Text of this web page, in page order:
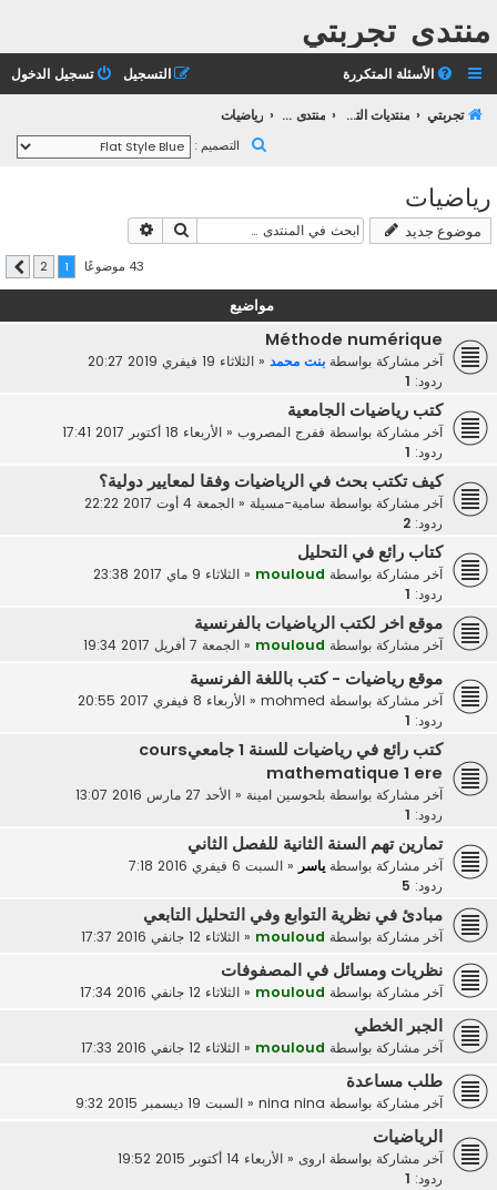
منتدى تجربتي
الأسئلة المتكررة تسجيل الدخول التسجيل
تجربتي منتديات التعليم الثانوي منتدى التعليم الجامعي رياضيات
التصميم :
ب
رياضيات
موضوع جديد بحث
43 موضوعًا 2 التالي
مواضيع
Méthode numérique
آخر مشاركة بواسطة بنت محمد« الثلاثاء 19 فيفري 2019 20:27
ردود:
كتب رياضيات الجامعية
آخر مشاركة بواسطة ففرج المصروب« الأربعاء 18 أكتوبر 2017 17:41
ردود:
كيف تكتب بحث في الرياضيات وفقا لمعايير دولية؟
آخر مشاركة بواسطة سامية-مسيلة« الجمعة 4 أوت 2017 22:22
ردود: 2
كتاب رائع في التحليل
آخر مشاركة بواسطة mouloud
« الثلاثاء 9 ماي 2017 23:38
ردود:
موقع اخر لكتب الرياضيات بالفرنسية
آخر مشاركة بواسطة mouloud
« الجمعة 7 أفريل 2017 19:34
موقع رياضيات - كتب باللغة الفرنسية
آخر مشاركة بواسطة mohmed
« الأربعاء 8 فيفري 2017 20:55
ردود:
كتب رائع في رياضيات للسنة 1 جامعيcours
mathematique 1 ere
آخر مشاركة بواسطة بلحوسين امينة« الأحد 27 مارس 2016 13:07
ردود:
تمارين تهم السنة الثانية للفصل الثاني
آخر مشاركة بواسطة ياسر« السبت 6 فيفري 2016 7:18
ردود: 5
مبادئ في نظرية التوابع وفي التحليل التابعي
آخر مشاركة بواسطة mouloud
« الثلاثاء 12 جانفي 2016 17:37
نظريات ومسائل في المصفوفات
آخر مشاركة بواسطة mouloud
« الثلاثاء 12 جانفي 2016 17:34
الجبر الخطي
آخر مشاركة بواسطة mouloud
« الثلاثاء 12 جانفي 2016 17:33
طلب مساعدة
آخر مشاركة بواسطة nina nina
« السبت 19 ديسمبر 2015 9:32
الرياضيات
آخر مشاركة بواسطة اروى« الأربعاء 14 أكتوبر 2015 19:52
ردود: